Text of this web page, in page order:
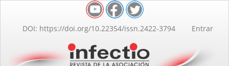
Contenido
principal
lateral
DOI: https://doi.org/10.22354/issn.2422-3794 Entrar